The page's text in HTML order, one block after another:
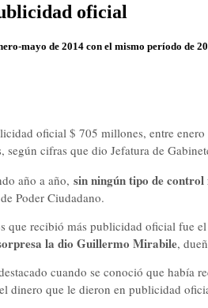
oficial
mayo de 2014 con el mismo período de
oficial $ 705 millones, entre enero
según cifras que dio Jefatura de
año a año, sin ningún tipo de
Poder Ciudadano.
que recibió más publicidad oficial fue
la dio Guillermo Mirabile,
cuando se conoció que
dinero que le dieron en publicidad